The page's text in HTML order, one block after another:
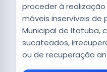
proceder à
móveis inservíveis de
Municipal de Itatuba,
sucateados,
ou de recuperação